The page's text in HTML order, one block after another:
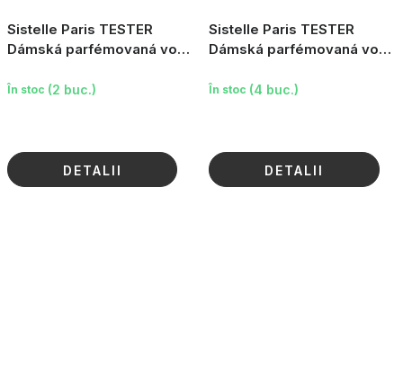
Sistelle Paris TESTER
Dámská parfémovaná voda
În stoc (2 buc.)
DETALII
Sistelle Paris TESTER
Dámská parfémovaná voda
În stoc (4 buc.)
DETALII